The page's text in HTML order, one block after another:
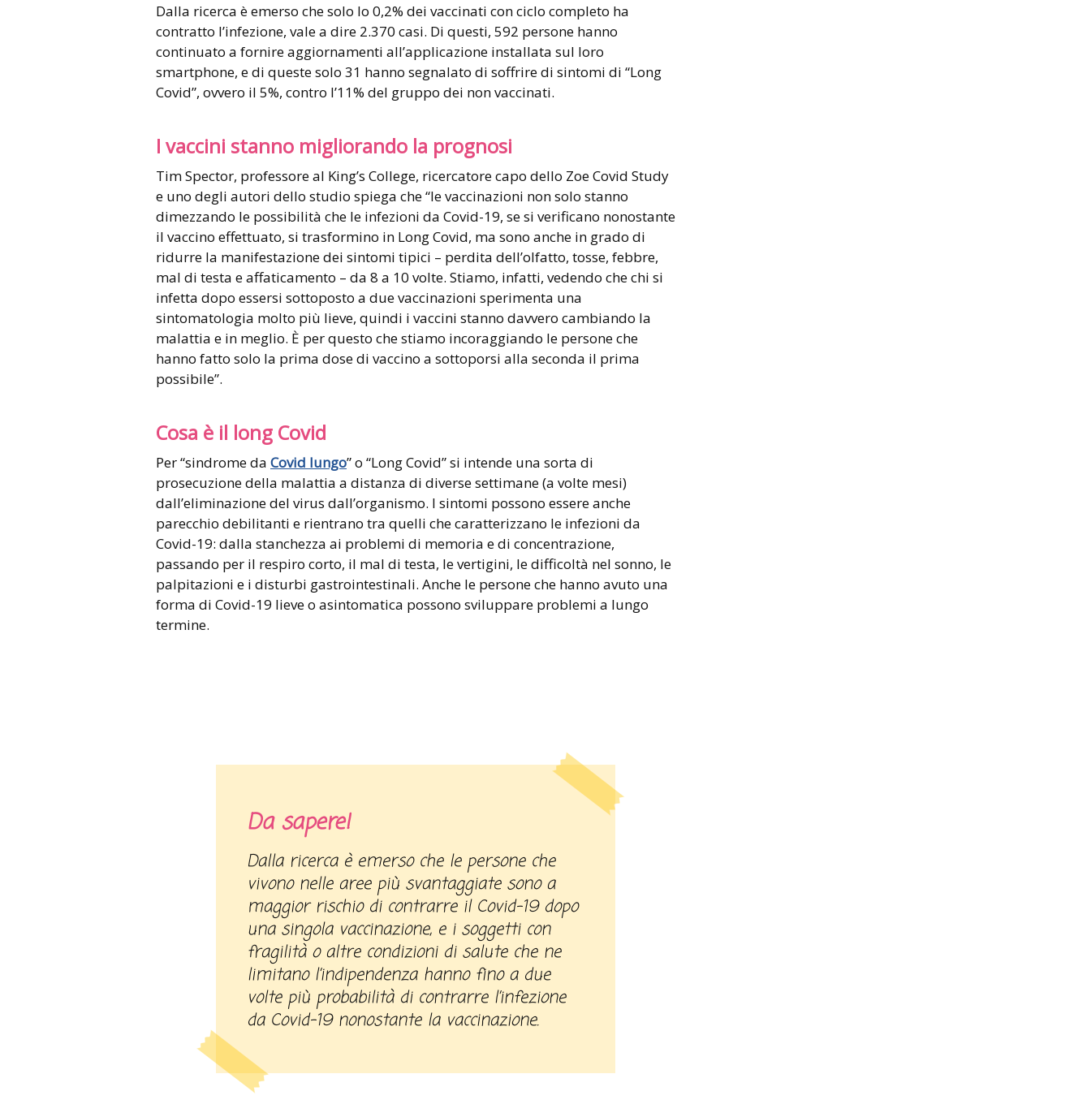
Dalla ricerca è emerso che solo lo 0,2% dei vaccinati con ciclo completo ha
contratto l’infezione, vale a dire 2.370 casi. Di questi, 592 persone hanno
continuato a fornire aggiornamenti all’applicazione installata sul loro
smartphone, e di queste solo 31 hanno segnalato di soffrire di sintomi di “Long
Covid”, ovvero il 5%, contro l’11% del gruppo dei non vaccinati.
I vaccini stanno migliorando la prognosi
Tim Spector, professore al King’s College, ricercatore capo dello Zoe Covid Study
e uno degli autori dello studio spiega che “le vaccinazioni non solo stanno
dimezzando le possibilità che le infezioni da Covid-19, se si verificano nonostante
il vaccino effettuato, si trasformino in Long Covid, ma sono anche in grado di
ridurre la manifestazione dei sintomi tipici – perdita dell’olfatto, tosse, febbre,
mal di testa e affaticamento – da 8 a 10 volte. Stiamo, infatti, vedendo che chi si
infetta dopo essersi sottoposto a due vaccinazioni sperimenta una
sintomatologia molto più lieve, quindi i vaccini stanno davvero cambiando la
malattia e in meglio. È per questo che stiamo incoraggiando le persone che
hanno fatto solo la prima dose di vaccino a sottoporsi alla seconda il prima
possibile”.
Cosa è il long Covid
Per “sindrome da Covid lungo” o “Long Covid” si intende una sorta di
prosecuzione della malattia a distanza di diverse settimane (a volte mesi)
dall’eliminazione del virus dall’organismo. I sintomi possono essere anche
parecchio debilitanti e rientrano tra quelli che caratterizzano le infezioni da
Covid-19: dalla stanchezza ai problemi di memoria e di concentrazione,
passando per il respiro corto, il mal di testa, le vertigini, le difficoltà nel sonno, le
palpitazioni e i disturbi gastrointestinali. Anche le persone che hanno avuto una
forma di Covid-19 lieve o asintomatica possono sviluppare problemi a lungo
termine.
Da sapere!
Dalla ricerca è emerso che le persone che
vivono nelle aree più svantaggiate sono a
maggior rischio di contrarre il Covid-19 dopo
una singola vaccinazione, e i soggetti con
fragilità o altre condizioni di salute che ne
limitano l’indipendenza hanno fino a due
volte più probabilità di contrarre l’infezione
da Covid-19 nonostante la vaccinazione.